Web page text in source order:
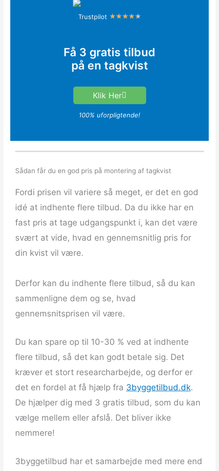
Trustpilot ★★★★★
e
d
o
5
Få 3 gratis tilbud
på en tagkvist
Klik Her
100% uforpligtende!
Sådan får du en god pris på montering af tagkvist
Fordi prisen vil variere så meget, er det en god
idé at indhente flere tilbud. Da du ikke har en
fast pris at tage udgangspunkt i, kan det være
svært at vide, hvad en gennemsnitlig pris for
din kvist vil være.
Derfor kan du indhente flere tilbud, så du kan
sammenligne dem og se, hvad
gennemsnitsprisen vil være.
Du kan spare op til 10-30 % ved at indhente
flere tilbud, så det kan godt betale sig. Det
kræver et stort researcharbejde, og derfor er
det en fordel at få hjælp fra 3byggetilbud.dk.
De hjælper dig med 3 gratis tilbud, som du kan
vælge mellem eller afslå. Det bliver ikke
nemmere!
3byggetilbud har et samarbejde med mere end